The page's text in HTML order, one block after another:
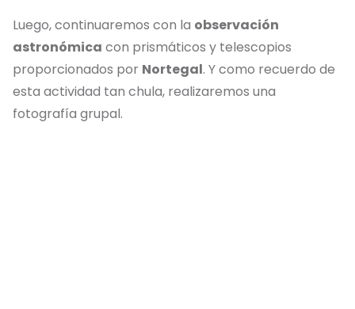
Luego, continuaremos con la observación
astronómica con prismáticos y telescopios
proporcionados por Nortegal. Y como recuerdo de
esta actividad tan chula, realizaremos una
fotografía grupal.